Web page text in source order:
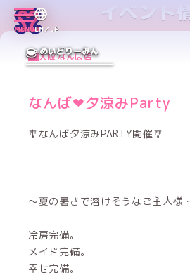
MENUEN／JP
めいどりーみん
イベント
大阪 なんば店
なんば❤夕涼みParty
🎐なんば夕涼みPARTY開催🎐
〜夏の暑さで溶けそうなご主人様
冷房完備。
メイド完備。
幸せ完備。